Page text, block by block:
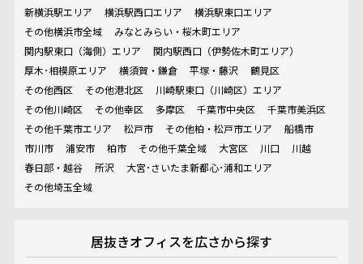
新横浜駅エリア
横浜駅西口エリア
横浜駅東口エリア
その他横浜市全域
みなとみらい・桜木町エリア
関内駅東口（海側）エリア
関内駅西口（伊勢佐木町エリア）
厚木･相模原エリア
横須賀・鎌倉 平塚・藤沢
鶴見区
その他西区
その他港北区
川崎駅東口（川崎区）エリア
その他川崎区
その他幸区 多摩区 千葉市中央区
千葉市美浜区
その他千葉市エリア
松戸市 その他柏・松戸市エリア
船橋市
市川市
浦安市 柏市 その他千葉全域 大宮区 川口
川越
春日部・越谷
所沢
大宮･さいたま新都心･浦和エリア
その他埼玉全域
居抜きオフィスを広さから探す